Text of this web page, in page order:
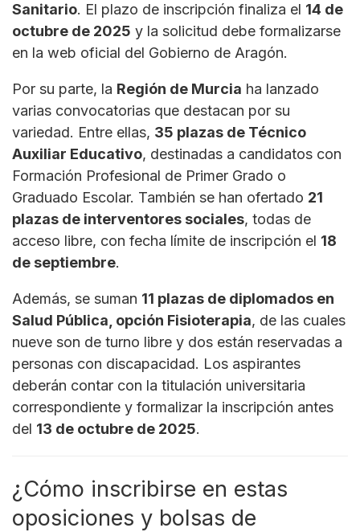
Sanitario. El plazo de inscripción finaliza el 14 de
octubre de 2025 y la solicitud debe formalizarse
en la web oficial del Gobierno de Aragón.
Por su parte, la Región de Murcia ha lanzado
varias convocatorias que destacan por su
variedad. Entre ellas, 35 plazas de Técnico
Auxiliar Educativo, destinadas a candidatos con
Formación Profesional de Primer Grado o
Graduado Escolar. También se han ofertado 21
plazas de interventores sociales, todas de
acceso libre, con fecha límite de inscripción el 18
de septiembre.
Además, se suman 11 plazas de diplomados en
Salud Pública, opción Fisioterapia, de las cuales
nueve son de turno libre y dos están reservadas a
personas con discapacidad. Los aspirantes
deberán contar con la titulación universitaria
correspondiente y formalizar la inscripción antes
del 13 de octubre de 2025.
¿Cómo inscribirse en estas
oposiciones y bolsas de